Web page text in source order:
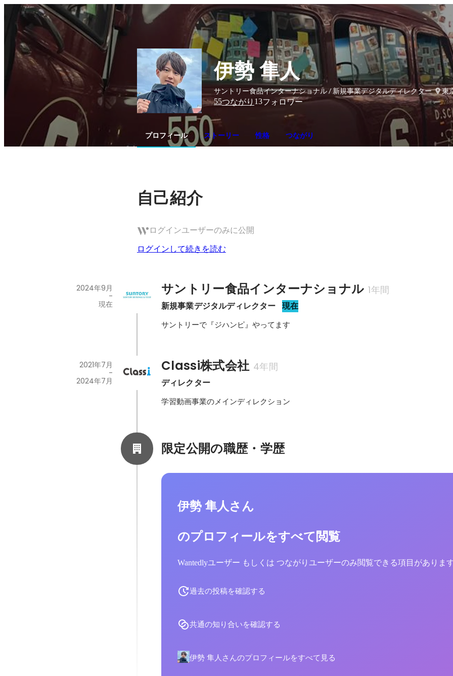
伊勢 隼人
サントリー食品インターナショナル / 新規事業デジタルディレクター
東
55つながり 13フォロワー
プロフィール ストーリー 性格 つながり
自己紹介
ログインユーザーのみに公開
ログインして続きを読む
サントリー食品インターナショナル 1年間
新規事業デジタルディレクター 現在
2024年9月
-
現在
サントリーで『ジハンピ』やってます
Classi株式会社 4年間
ディレクター
2021年7月
-
2024年7月
学習動画事業のメインディレクション
限定公開の職歴・学歴
伊勢 隼人さん
のプロフィールをすべて閲覧
Wantedlyユーザー もしくは つながりユーザーのみ閲覧できる項目がありま
過去の投稿を確認する
共通の知り合いを確認する
伊勢 隼人さんのプロフィールをすべて見る